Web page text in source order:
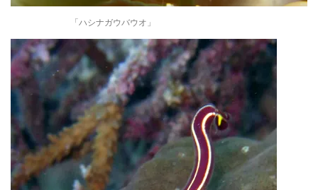
「ハシナガウバウオ」